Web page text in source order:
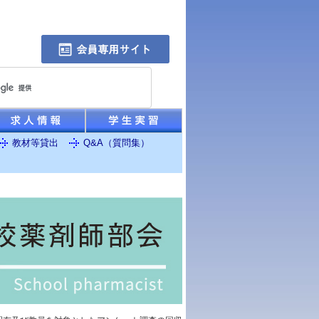
教材等貸出 Q&A（質問集）